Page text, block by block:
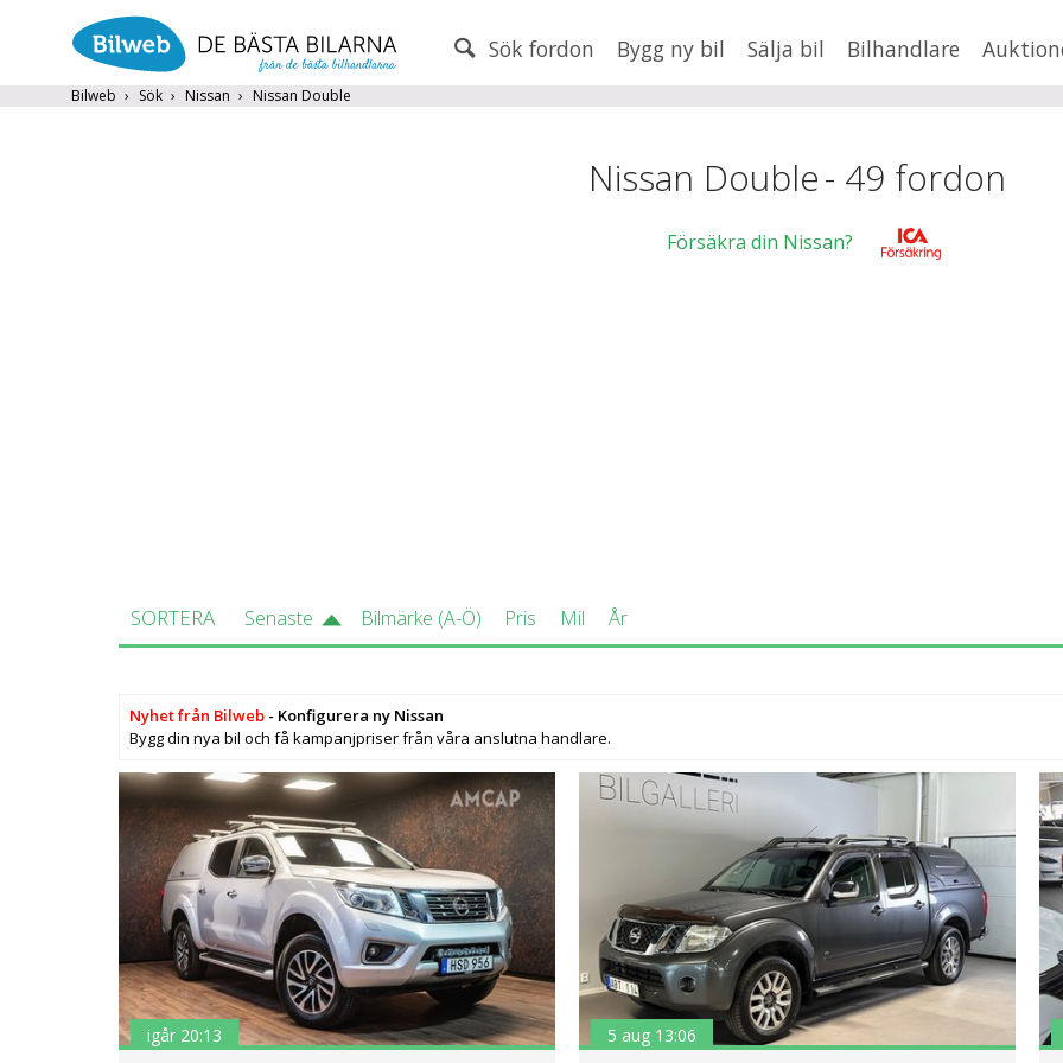
Sök fordon Bygg ny bil Sälja bil Bilhandlare
Bilweb Sök Nissan Nissan Double
Nissan Double- 49 fordon
Försäkra din Nissan?
SORTERA Senaste Bilmärke (A-Ö) Pris Mil År
Nyhet från Bilweb - Konfigurera ny Nissan
Bygg din nya bil och få kampanjpriser från våra anslutna handlare.
igår 20:13 5 aug 13:06